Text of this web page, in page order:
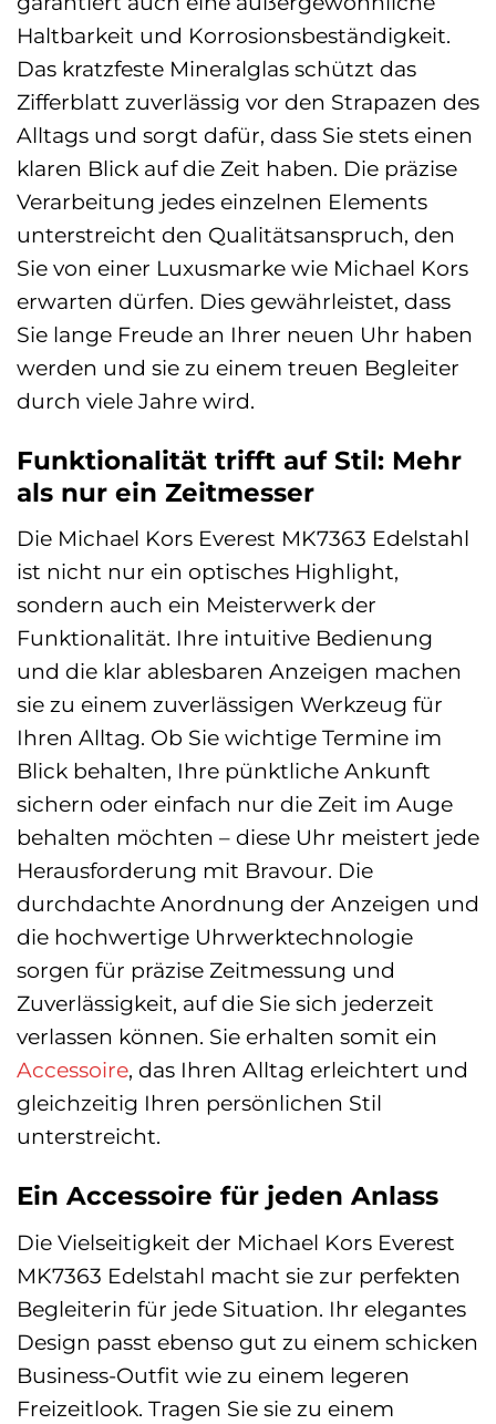
Haltbarkeit und Korrosionsbeständigkeit.
Das kratzfeste Mineralglas schützt das
Zifferblatt zuverlässig vor den Strapazen des
Alltags und sorgt dafür, dass Sie stets einen
klaren Blick auf die Zeit haben. Die präzise
Verarbeitung jedes einzelnen Elements
unterstreicht den Qualitätsanspruch, den
Sie von einer Luxusmarke wie Michael Kors
erwarten dürfen. Dies gewährleistet, dass
Sie lange Freude an Ihrer neuen Uhr haben
werden und sie zu einem treuen Begleiter
durch viele Jahre wird.
Funktionalität trifft auf Stil: Mehr
als nur ein Zeitmesser
Die Michael Kors Everest MK7363 Edelstahl
ist nicht nur ein optisches Highlight,
sondern auch ein Meisterwerk der
Funktionalität. Ihre intuitive Bedienung
und die klar ablesbaren Anzeigen machen
sie zu einem zuverlässigen Werkzeug für
Ihren Alltag. Ob Sie wichtige Termine im
Blick behalten, Ihre pünktliche Ankunft
sichern oder einfach nur die Zeit im Auge
behalten möchten – diese Uhr meistert jede
Herausforderung mit Bravour. Die
durchdachte Anordnung der Anzeigen und
die hochwertige Uhrwerktechnologie
sorgen für präzise Zeitmessung und
Zuverlässigkeit, auf die Sie sich jederzeit
verlassen können. Sie erhalten somit ein
Accessoire, das Ihren Alltag erleichtert und
gleichzeitig Ihren persönlichen Stil
unterstreicht.
Ein Accessoire für jeden Anlass
Die Vielseitigkeit der Michael Kors Everest
MK7363 Edelstahl macht sie zur perfekten
Begleiterin für jede Situation. Ihr elegantes
Design passt ebenso gut zu einem schicken
Business-Outfit wie zu einem legeren
Freizeitlook. Tragen Sie sie zu einem